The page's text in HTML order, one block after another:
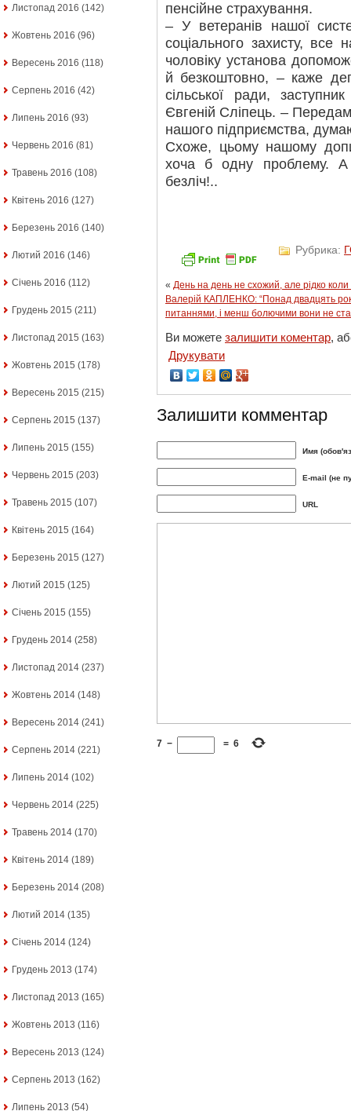
Листопад 2016 (142)
Жовтень 2016 (96)
Вересень 2016 (118)
Серпень 2016 (42)
Липень 2016 (93)
Червень 2016 (81)
Травень 2016 (108)
Квітень 2016 (127)
Березень 2016 (140)
Лютий 2016 (146)
Січень 2016 (112)
Грудень 2015 (211)
Листопад 2015 (163)
Жовтень 2015 (178)
Вересень 2015 (215)
Серпень 2015 (137)
Липень 2015 (155)
Червень 2015 (203)
Травень 2015 (107)
Квітень 2015 (164)
Березень 2015 (127)
Лютий 2015 (125)
Січень 2015 (155)
Грудень 2014 (258)
Листопад 2014 (237)
Жовтень 2014 (148)
Вересень 2014 (241)
Серпень 2014 (221)
Липень 2014 (102)
Червень 2014 (225)
Травень 2014 (170)
Квітень 2014 (189)
Березень 2014 (208)
Лютий 2014 (135)
Січень 2014 (124)
Грудень 2013 (174)
Листопад 2013 (165)
Жовтень 2013 (116)
Вересень 2013 (124)
Серпень 2013 (162)
Липень 2013 (54)
пенсійне страхування.
– У ветеранів нашої
соціального захисту, все
чоловіку установа
й безкоштовно, – каже
сільської ради,
Євгеній Сліпець. –
нашого підприємства,
Схоже, цьому нашому
хоча б одну проблему. А
безліч!..
Рубрика:
« День на день не схожий, але рідко коли
Валерій КАПЛЕНКО: “Понад двадцять
питаннями, і менш болючими вони не
Ви можете залишити коментар,
Друкувати
Залишити комментар
Имя
E-mail (не
URL
7 − = 6